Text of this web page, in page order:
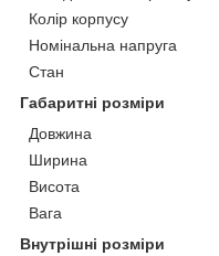
Колір корпусу
Номінальна напруга
Стан
Габаритні розміри
Довжина
Ширина
Висота
Вага
Внутрішні розміри